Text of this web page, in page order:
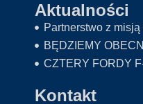
Aktualności
Partnerstwo z
BĘDZIEMY
CZTERY FORDY
Kontakt